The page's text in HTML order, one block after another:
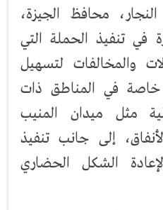
محافظ الجيزة،
تنفيذ الحملة التي
والمخالفات لتسهيل
خاصة في المناطق ذات
مثل ميدان المنيب
إلى جانب تنفيذ
الشكل الحضاري